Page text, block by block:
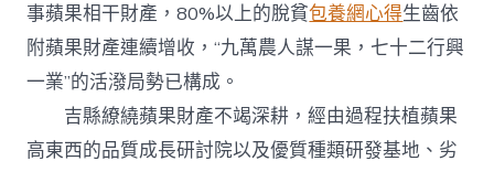
事蘋果相干財產，80%以上的脫貧包養網心得生齒依
附蘋果財產連續增收，“九萬農人謀一果，七十二行興
一業”的活潑局勢已構成。
吉縣繚繞蘋果財產不竭深耕，經由過程扶植蘋果
高東西的品質成長研討院以及優質種類研發基地、劣